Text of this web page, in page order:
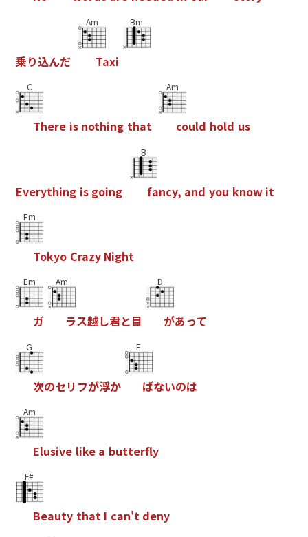
乗り込んだ
Am
Taxi
Bm
C
There is nothing that
Am
could hold us
Everything is going
B
fancy, and you know it
Em
Tokyo Crazy Night
Em
ガ
Am
ラス越し君と目
D
があって
G
次のセリ フが浮か
E
ばないのは
Am
Elusive like a butterfy
F#
Beauty that I can't deny